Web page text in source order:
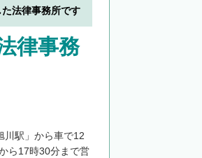
厚岸郡浜中町
た法律事務所です
律事務
川駅」から車で12
ら17時30分まで営